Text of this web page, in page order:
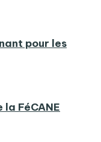
pour les
FéCANE